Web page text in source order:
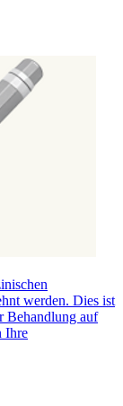
werden. Dies ist
Behandlung auf
Ihre